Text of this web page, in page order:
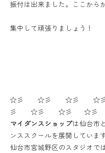
振付は出来ました。ここから
集中して頑張りましょう！
☆彡 ☆彡 ☆彡 ☆
彡 ☆彡 ☆彡 ☆彡
マイダンスショップは仙台市
ンススクールを展開していま
仙台市宮城野区のスタジオで